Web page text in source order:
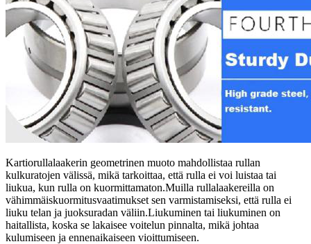
Kartiorullalaakerin geometrinen muoto mahdollistaa rullan
kulkuratojen välissä, mikä tarkoittaa, että rulla ei voi luistaa tai
liukua, kun rulla on kuormittamaton.Muilla rullalaakereilla on
vähimmäiskuormitusvaatimukset sen varmistamiseksi, että rulla ei
liuku telan ja juoksuradan väliin.Liukuminen tai liukuminen on
haitallista, koska se lakaisee voitelun pinnalta, mikä johtaa
kulumiseen ja ennenaikaiseen vioittumiseen.